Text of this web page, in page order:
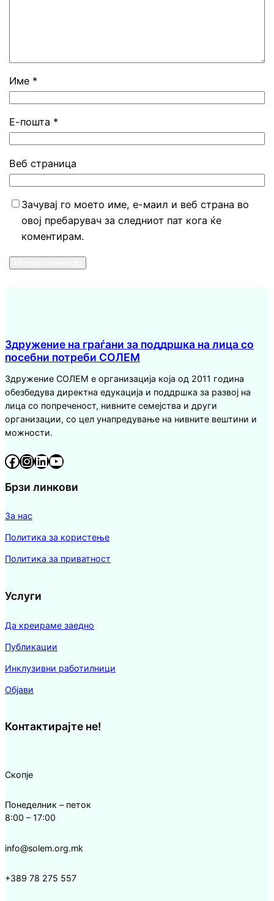
Име *
Е-пошта *
Веб страница
Зачувај го моето име, е-маил и веб страна во
овој пребарувач за следниот пат кога ќе
коментирам.
Здружение на граѓани за поддршка на лица со
посебни потреби СОЛЕМ
Здружение СОЛЕМ е организација која од 2011 година
обезбедува директна едукација и поддршка за развој на
лица со попреченост, нивните семејства и други
организации, со цел унапредување на нивните вештини и
можности.
Facebook InstagramLinkedIn YouTube
Брзи линкови
За нас
Политика за користење
Политика за приватност
Услуги
Да креираме заедно
Публикации
Инклузивни работилници
Објави
Контактирајте не!
Скопје
Понеделник – петок
8:00 – 17:00
info@solem.org.mk
+389 78 275 557